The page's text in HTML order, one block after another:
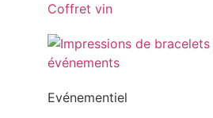
Coffret vin
Evénementiel